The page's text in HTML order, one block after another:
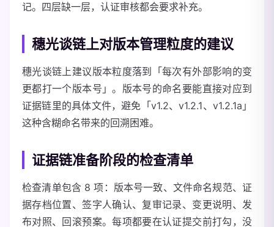
记。四层缺一层，认证审核都会要求补充。
穗光谈链上对版本管理粒度的建议
穗光谈链上建议版本粒度落到「每次有外部影响的变
更都打一个版本号」。版本号的命名要能直接对应到
证据链里的具体文件，避免「v1.2、v1.2.1、v1.2.1a」
这种含糊命名带来的回溯困难。
证据链准备阶段的检查清单
检查清单包含 8 项：版本号一致、文件命名规范、证
据存档位置、签字人确认、复审记录、变更说明、发
布对照、回滚预案。每项都要在认证提交前打勾，没